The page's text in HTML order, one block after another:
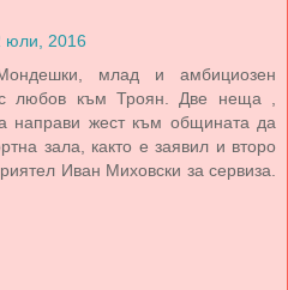
юли, 2016
млад и амбициозен
любов към Троян. Две неща ,
направи жест към общината да
зала, както е заявил и второ
Иван Миховски за сервиза.